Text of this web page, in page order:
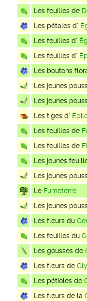
Les feuilles de
Les pétales d'
Les feuilles d'
Les feuilles d'
Les boutons
Les jeunes
Les jeunes
Les tiges d'
Les feuilles de
Les feuilles de
Les jeunes
Les jeunes
Le Fumeterre
Les jeunes
Les fleurs du
Les feuilles du
Les gousses de
Les fleurs de
Les pétioles de
Les fleurs de la